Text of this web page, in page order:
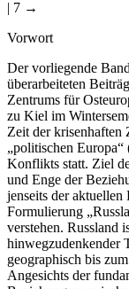
| 7 →
Vorwort
Der vorliegende
überarbeiteten
Zentrums für
zu Kiel im
Zeit der krisenhaften
„politischen
Konflikts statt. Ziel
und Enge der
jenseits der
Formulierung
verstehen. Russland
hinwegzudenkender
geographisch bis
Angesichts der